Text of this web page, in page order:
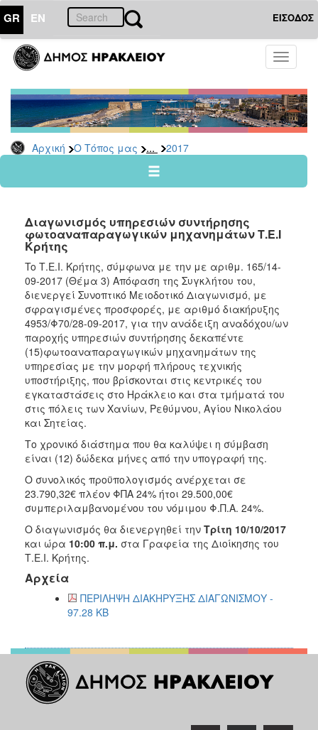
GR EN ΕΙΣΟΔΟΣ
Toggle
Αρχική Ο Τόπος μας ... 2017
ΤΟΠΟΣ
ΜΑΣ
Ανακοινώσεις
Αρχείο
2026
2024
2022
2021
2020
2019
2018
2017
2016
2015
2012
2011
ΔΗΜΟΣ
ΠΟΛΙΤΙΣΜΟΣ
ΑΝΘΕΚΤΙΚΗ
ΠΟΛΗ
Διαγωνισμός υπηρεσιών συντήρησης
φωτοαναπαραγωγικών μηχανημάτων Τ.Ε.Ι
Κρήτης
To Τ.Ε.Ι. Κρήτης, σύμφωνα με την με αριθμ. 165/14-
09-2017 (Θέμα 3) Απόφαση της Συγκλήτου του,
διενεργεί Συνοπτικό Μειοδοτικό Διαγωνισμό, με
σφραγισμένες προσφορές, με αριθμό διακήρυξης
4953/Φ70/28-09-2017, για την ανάδειξη αναδόχου/ων
παροχής υπηρεσιών συντήρησης δεκαπέντε
(15)φωτοαναπαραγωγικών μηχανημάτων της
υπηρεσίας με την μορφή πλήρους τεχνικής
υποστήριξης, που βρίσκονται στις κεντρικές του
εγκαταστάσεις στο Ηράκλειο και στα τμήματά του
στις πόλεις των Χανίων, Ρεθύμνου, Αγίου Νικολάου
και Σητείας.
Το χρονικό διάστημα που θα καλύψει η σύμβαση
είναι (12) δώδεκα μήνες από την υπογραφή της.
Ο συνολικός προϋπολογισμός ανέρχεται σε
23.790,32€ πλέον ΦΠΑ 24% ήτοι 29.500,00€
συμπεριλαμβανομένου του νόμιμου Φ.Π.Α. 24%.
Ο διαγωνισμός θα διενεργηθεί την Τρίτη 10/10/2017
και ώρα 10:00 π.μ. στα Γραφεία της Διοίκησης του
Τ.Ε.Ι. Κρήτης.
Αρχεία
ΠΕΡΙΛΗΨΗ ΔΙΑΚΗΡΥΞΗΣ ΔΙΑΓΩΝΙΣΜΟΥ -
97.28 KB